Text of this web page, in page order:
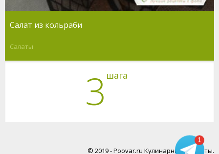
Салат из кольраби
Салаты
3 шага
© 2019 - Poovar.ru Кулинарные рецепты.
1